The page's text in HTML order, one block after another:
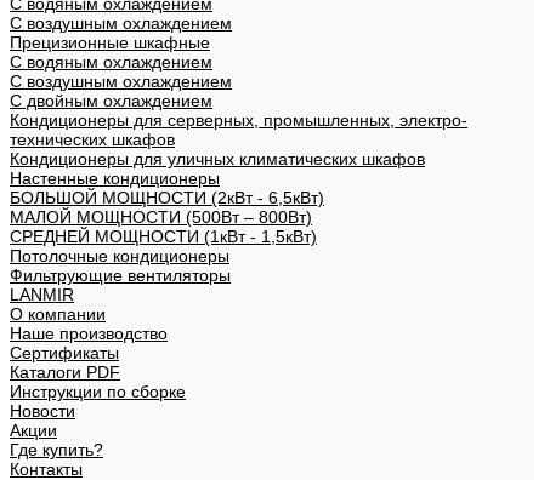
С воздушным охлаждением
Прецизионные шкафные
С водяным охлаждением
С воздушным охлаждением
С двойным охлаждением
Кондиционеры для серверных, промышленных, электро-
технических шкафов
Кондиционеры для уличных климатических шкафов
Настенные кондиционеры
БОЛЬШОЙ МОЩНОСТИ (2кВт - 6,5кВт)
МАЛОЙ МОЩНОСТИ (500Вт – 800Вт)
СРЕДНЕЙ МОЩНОСТИ (1кВт - 1,5кВт)
Потолочные кондиционеры
Фильтрующие вентиляторы
LANMIR
О компании
Наше производство
Сертификаты
Каталоги PDF
Инструкции по сборке
Новости
Акции
Где купить?
Контакты